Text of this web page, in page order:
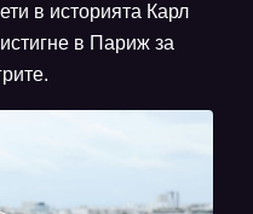
в историята Карл
в Париж за